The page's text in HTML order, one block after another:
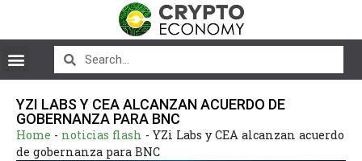
YZI LABS Y CEA ALCANZAN ACUERDO DE
GOBERNANZA PARA BNC
Home - noticias flash - YZi Labs y CEA alcanzan acuerdo
de gobernanza para BNC